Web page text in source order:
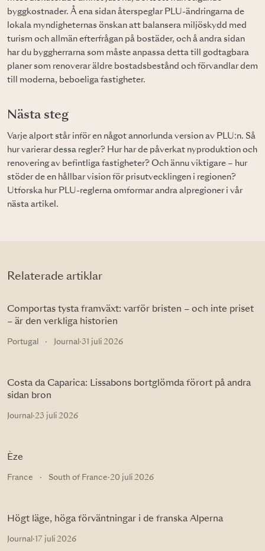
byggkostnader. Å ena sidan återspeglar PLU-ändringarna de
lokala myndigheternas önskan att balansera miljöskydd med
turism och allmän efterfrågan på bostäder, och å andra sidan
har du byggherrarna som måste anpassa detta till godtagbara
planer som renoverar äldre bostadsbestånd och förvandlar dem
till moderna, beboeliga fastigheter.
Nästa steg
Varje alport står inför en något annorlunda version av PLU:n. Så
hur varierar dessa regler? Hur har de påverkat nyproduktion och
renovering av befintliga fastigheter? Och ännu viktigare – hur
stöder de en hållbar vision för prisutvecklingen i regionen?
Utforska hur PLU-reglerna omformar andra alpregioner i vår
nästa artikel.
Relaterade artiklar
Comportas tysta framväxt: varför bristen – och inte priset
– är den verkliga historien
Portugal · Journal ·31 juli 2026
Costa da Caparica: Lissabons bortglömda förort på andra
sidan bron
Journal ·23 juli 2026
Èze
France · South of France·20 juli 2026
Högt läge, höga förväntningar i de franska Alperna
Journal ·17 juli 2026